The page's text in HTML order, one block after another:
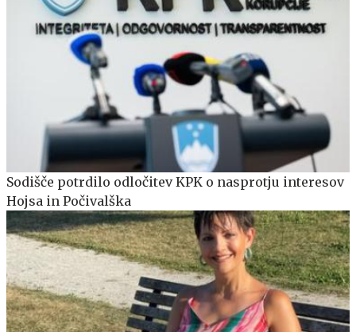
Sodišče potrdilo odločitev KPK o nasprotju interesov
Hojsa in Počivalška